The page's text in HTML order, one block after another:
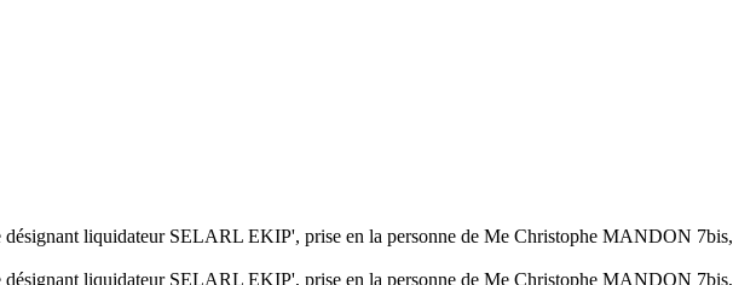
liquidateur SELARL EKIP', prise en la personne de Me Christophe MANDON
liquidateur SELARL EKIP', prise en la personne de Me Christophe MANDON